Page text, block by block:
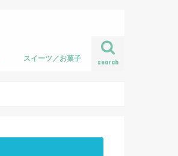
search
スイーツ／お菓子